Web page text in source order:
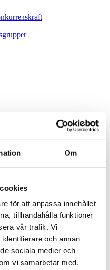
Om
för att anpassa innehållet
tillhandahålla funktioner
vår trafik. Vi
och annan
sociala medier och
vi samarbetar med.
och Grönt